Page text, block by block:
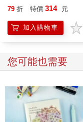
79 折 特價 314 元
加入購物車
您可能也需要